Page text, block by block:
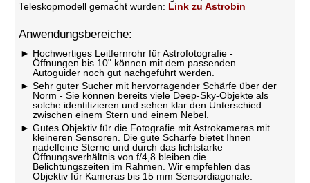
Teleskopmodell gemacht wurden: Link zu Astrobin
Anwendungsbereiche:
Hochwertiges Leitfernrohr für Astrofotografie -
Öffnungen bis 10" können mit dem passenden
Autoguider noch gut nachgeführt werden.
Sehr guter Sucher mit hervorragender Schärfe über der
Norm - Sie können bereits viele Deep-Sky-Objekte als
solche identifizieren und sehen klar den Unterschied
zwischen einem Stern und einem Nebel.
Gutes Objektiv für die Fotografie mit Astrokameras mit
kleineren Sensoren. Die gute Schärfe bietet Ihnen
nadelfeine Sterne und durch das lichtstarke
Öffnungsverhältnis von f/4,8 bleiben die
Belichtungszeiten im Rahmen. Wir empfehlen das
Objektiv für Kameras bis 15 mm Sensordiagonale.